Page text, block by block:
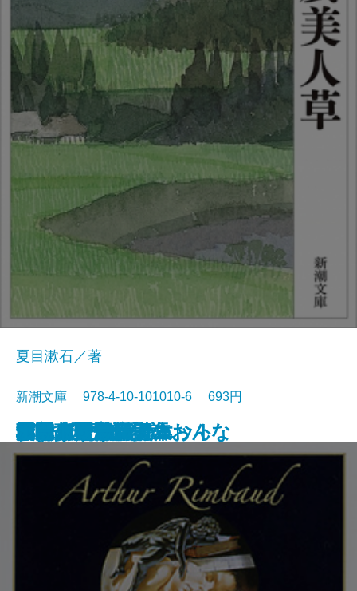
浮雲
卍(まんじ)
デミアン
車輪の下
道草
十五少年漂流記
小川未明童話集
ロミオとジュリエット
蓼喰う虫
虞美人草
夏目漱石／著
新潮文庫 978-4-10-101010-6 693円
ランボー詩集
愛する人達
津軽
猫と庄造と二人のおんな
田園の憂鬱
吉野葛・盲目物語
オセロー
ガリヴァ旅行記
ふらんす物語
ボードレール詩集